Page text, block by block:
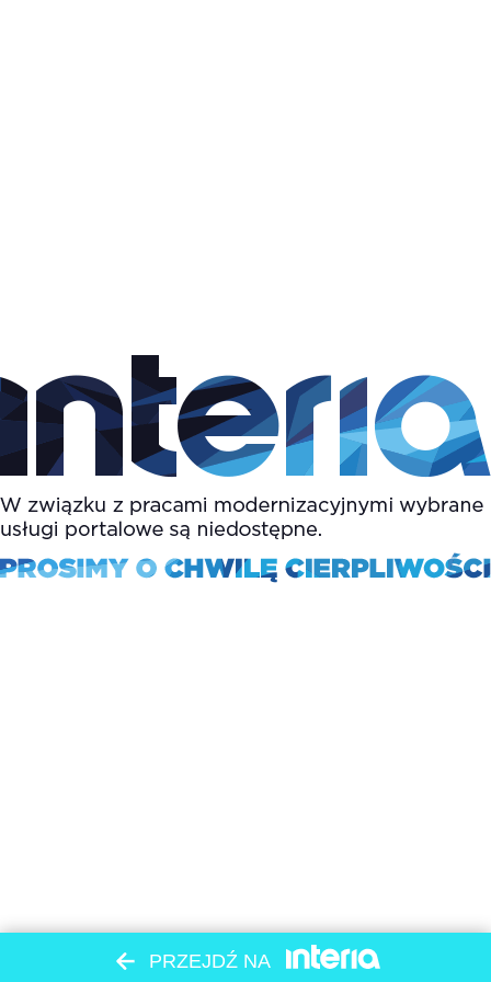
PRZEJDŹ NA